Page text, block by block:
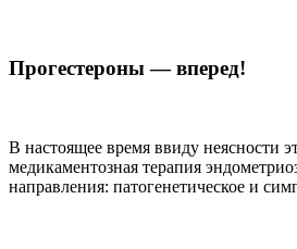
Прогестероны — вперед!
В настоящее время ввиду неясности
медикаментозная терапия
направления: патогенетическое и